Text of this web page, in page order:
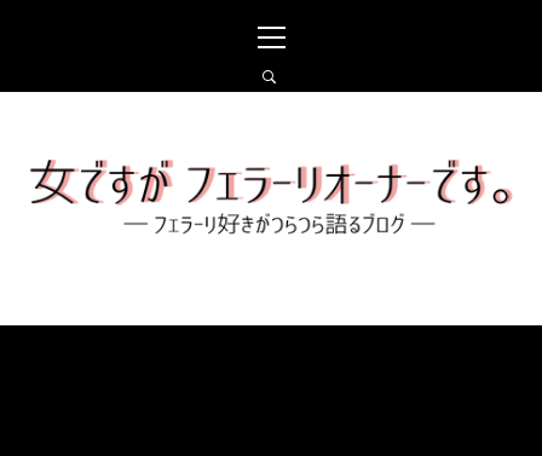
イ
ン
ー
女ですがフェラーリオー
ナーです。